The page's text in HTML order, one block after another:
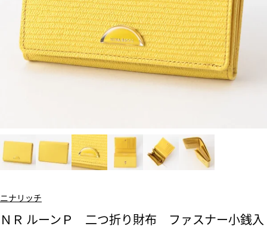
ニナリッチ
ＮＲ ルーンＰ 二つ折り財布 ファスナー小銭入